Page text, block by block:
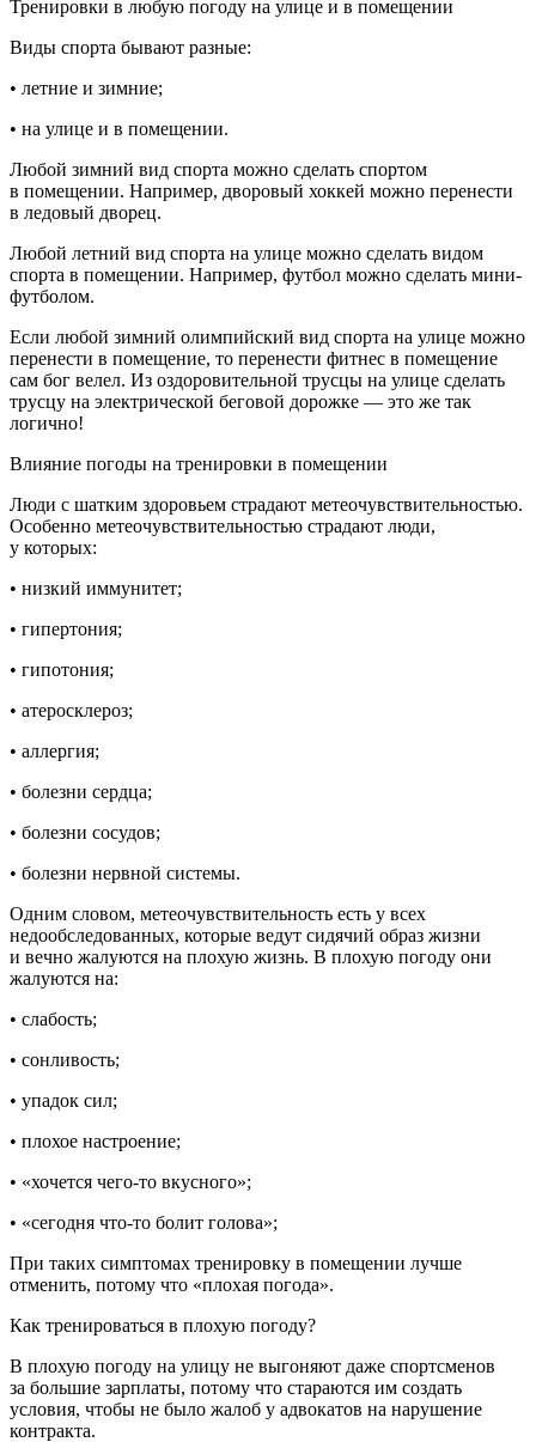
Тренировки в любую погоду на улице и в помещении
Виды спорта бывают разные:
• летние и зимние;
• на улице и в помещении.
Любой зимний вид спорта можно сделать спортом
в помещении. Например, дворовый хоккей можно перенести
в ледовый дворец.
Любой летний вид спорта на улице можно сделать видом
спорта в помещении. Например, футбол можно сделать мини-
футболом.
Если любой зимний олимпийский вид спорта на улице можно
перенести в помещение, то перенести фитнес в помещение
сам бог велел. Из оздоровительной трусцы на улице сделать
трусцу на электрической беговой дорожке — это же так
логично!
Влияние погоды на тренировки в помещении
Люди с шатким здоровьем страдают метеочувствительностью.
Особенно метеочувствительностью страдают люди,
у которых:
• низкий иммунитет;
• гипертония;
• гипотония;
• атеросклероз;
• аллергия;
• болезни сердца;
• болезни сосудов;
• болезни нервной системы.
Одним словом, метеочувствительность есть у всех
недообследованных, которые ведут сидячий образ жизни
и вечно жалуются на плохую жизнь. В плохую погоду они
жалуются на:
• слабость;
• сонливость;
• упадок сил;
• плохое настроение;
• «хочется чего-то вкусного»;
• «сегодня что-то болит голова»;
При таких симптомах тренировку в помещении лучше
отменить, потому что «плохая погода».
Как тренироваться в плохую погоду?
В плохую погоду на улицу не выгоняют даже спортсменов
за большие зарплаты, потому что стараются им создать
условия, чтобы не было жалоб у адвокатов на нарушение
контракта.